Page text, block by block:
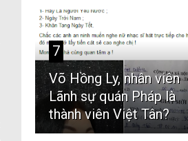
7
Võ Hồng Ly, nhân viên
Lãnh sự quán Pháp là
thành viên Việt Tân?